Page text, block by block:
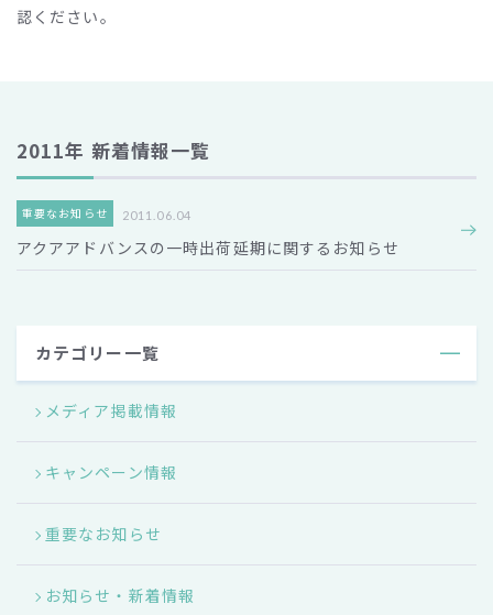
認ください。
2011年 新着情報一覧
重要なお知らせ 2011.06.04
アクアアドバンスの一時出荷延期に関するお知らせ
カテゴリー一覧
メディア掲載情報
キャンペーン情報
重要なお知らせ
お知らせ・新着情報